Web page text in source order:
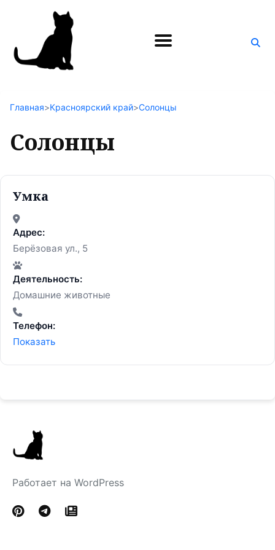
Поиск
Главная>Красноярский край>Солонцы
Солонцы
Умка
Адрес:
Берёзовая ул., 5
Деятельность:
Домашние животные
Телефон:
Показать
Работает на WordPress